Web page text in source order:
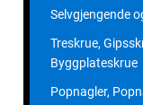
Selvgjengende
Treskrue,
Byggplateskrue
Popnagler,